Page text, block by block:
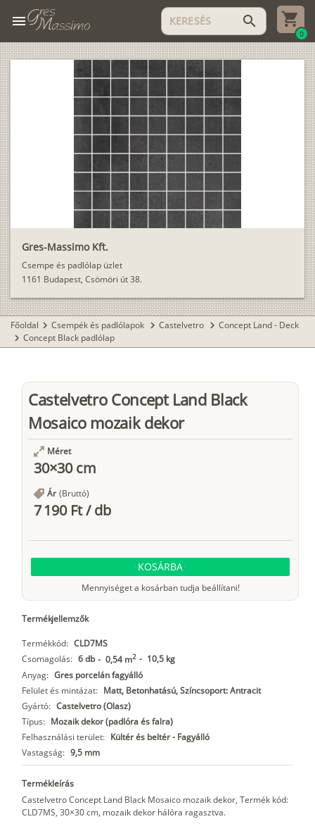
menu search
0
Gres-Massimo Kft.
Csempe és padlólap üzlet
1161 Budapest, Csömöri út 38.
Főoldal chevron_right Csempék és padlólapok chevron_right Castelvetro chevron_right Concept Land - Deck
chevron_right Concept Black padlólap
Castelvetro Concept Land Black
Mosaico mozaik dekor
Méret
30×30 cm
Ár (Bruttó)
7 190 Ft/db
KOSÁRBA
Mennyiséget a kosárban tudja beállítani!
Termékjellemzők
Termékkód: CLD7MS
Csomagolás: 6 db - 0,54 m2 - 10,5 kg
Anyag: Gres porcelán fagyálló
Felület és mintázat: Matt, Betonhatású, Színcsoport: Antracit
Gyártó: Castelvetro (Olasz)
Típus: Mozaik dekor (padlóra és falra)
Felhasználási terület: Kültér és beltér - Fagyálló
Vastagság: 9,5 mm
Termékleírás
Castelvetro Concept Land Black Mosaico mozaik dekor, Termék kód:
CLD7MS, 30×30 cm, mozaik dekor hálóra ragasztva.